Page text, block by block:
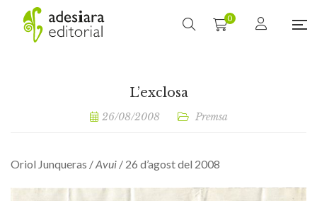
0
L’exclosa
26/08/2008 Premsa
Oriol Junqueras /Avui / 26 d’agost del 2008